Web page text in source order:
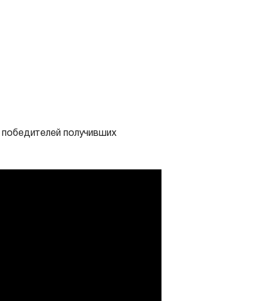
получивших